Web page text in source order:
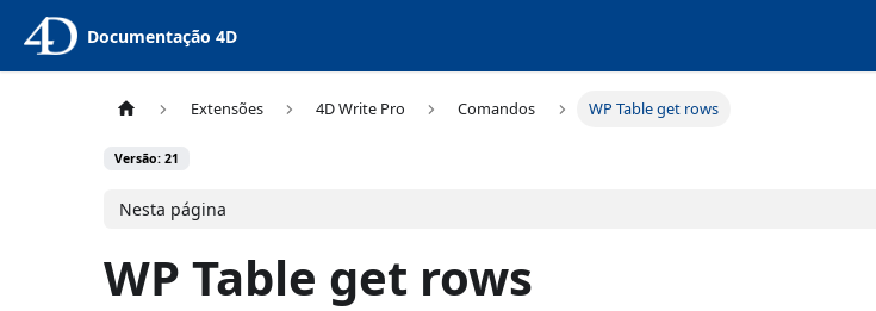
Documentação 4D
Extensões 4D Write Pro Comandos WP Table get rows
Versão: 21
Nesta página
WP Table get rows